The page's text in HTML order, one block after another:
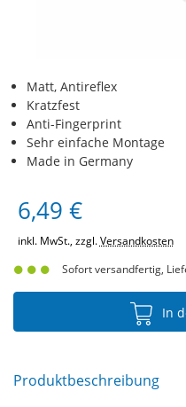
Matt, Antireflex
Kratzfest
Anti-Fingerprint
Sehr einfache Montage
Made in Germany
6,49 €
inkl. MwSt., zzgl.Versandkosten
Sofort versandfertig,
In
Produktbeschreibung